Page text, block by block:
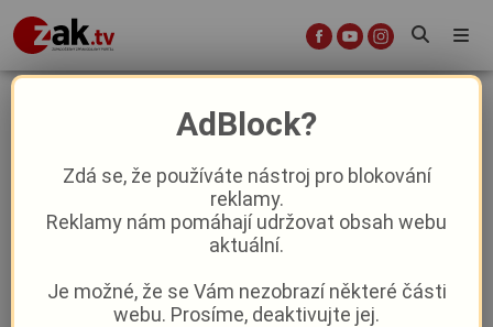
Plzeňský kraj se o víkendu dobře
15. 3. 2024|08:29
AdBlock?
Zdá se, že používáte nástroj pro blokování
reklamy.
Reklamy nám pomáhají udržovat obsah webu
aktuální.
Je možné, že se Vám nezobrazí některé části
webu. Prosíme, deaktivujte jej.